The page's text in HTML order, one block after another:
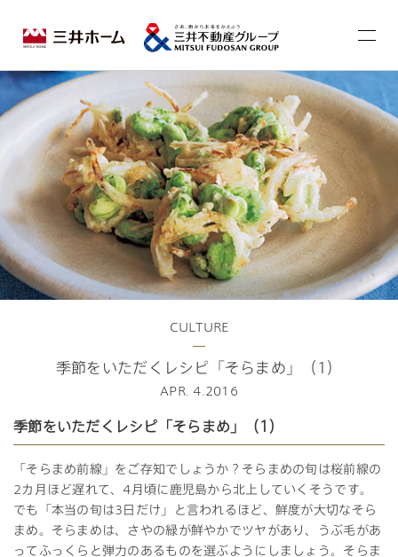
CULTURE
季節をいただくレシピ「そらまめ」（1）
APR. 4.2016
季節をいただくレシピ「そらまめ」（1）
「そらまめ前線」をご存知でしょうか？そらまめの旬は桜前線の
2カ月ほど遅れて、4月頃に鹿児島から北上していくそうです。
でも「本当の旬は3日だけ」と言われるほど、鮮度が大切なそら
まめ。そらまめは、さやの緑が鮮やかでツヤがあり、うぶ毛があ
ってふっくらと弾力のあるものを選ぶようにしましょう。そらま